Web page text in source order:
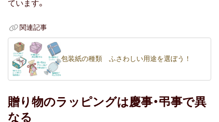
寒中見舞い
お年賀
ています。
関連記事
包装紙の種類 ふさわしい用途を選ぼう！
贈り物のラッピングは慶事・弔事で異
なる